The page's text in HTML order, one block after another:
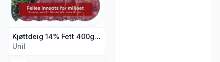
Kjøttdeig 14% Fett 400g First Price
Unil